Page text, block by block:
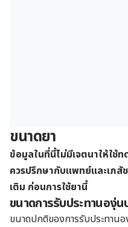
ขนาดยา
ข้อมูลในที่นี้ไม่มีเจตนาให้ใช้
ควรปรึกษากับแพทย์และเภสั
เติม ก่อนการใช้ยานี้
ขนาดการรับประทานองุ่น
ขนาดปกติของการรับประทาน